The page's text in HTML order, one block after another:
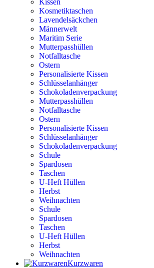
Kissen
Kosmetiktaschen
Lavendelsäckchen
Männerwelt
Maritim Serie
Mutterpasshüllen
Notfalltasche
Ostern
Personalisierte Kissen
Schlüsselanhänger
Schokoladenverpackung
Mutterpasshüllen
Notfalltasche
Ostern
Personalisierte Kissen
Schlüsselanhänger
Schokoladenverpackung
Schule
Spardosen
Taschen
U-Heft Hüllen
Herbst
Weihnachten
Schule
Spardosen
Taschen
U-Heft Hüllen
Herbst
Weihnachten
Kurzwaren